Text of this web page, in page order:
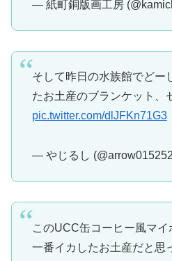
— 紙町銅版画工房
そして昨日の水族館でどー
たお土産のブランケット、
pic.twitter.com/dlJFKn71G3
— やじるし
このUCC缶コーヒー風マ
一番イカしたお土産だと思